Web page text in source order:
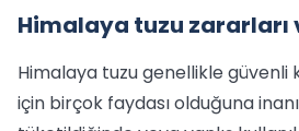
Himalaya tuzu zararları
Himalaya tuzu genellikle güvenli
için birçok faydası olduğuna